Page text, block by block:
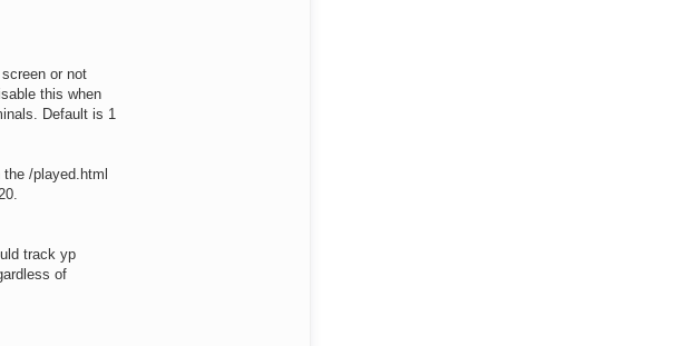
or not
this when
Default is 1
/played.html
track yp
of